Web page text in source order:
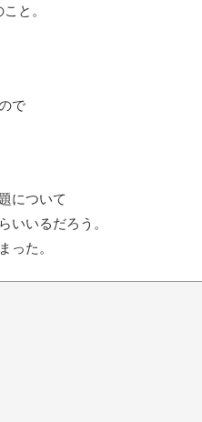
と。
で
について
いいるだろう。
った。